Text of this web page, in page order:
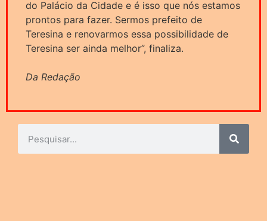
do Palácio da Cidade e é isso que nós estamos
prontos para fazer. Sermos prefeito de
Teresina e renovarmos essa possibilidade de
Teresina ser ainda melhor”, finaliza.
Da Redação